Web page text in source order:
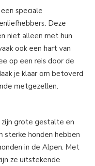
speciale
Deze
niet alleen met hun
ook een hart van
op een reis door de
je klaar om betoverd
metgezellen.
grote gestalte en
sterke honden hebben
in de Alpen. Met
ze uitstekende